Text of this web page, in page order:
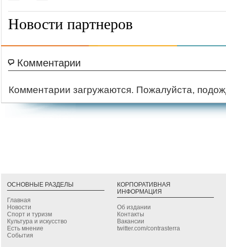
Новости партнеров
Комментарии
Комментарии загружаются. Пожалуйста,
ОСНОВНЫЕ РАЗДЕЛЫ
Главная
Новости
Спорт и туризм
Культура и искусство
Есть мнение
События
КОРПОРАТИВНАЯ
ИНФОРМАЦИЯ
Об издании
Контакты
Вакансии
twitter.com/contrasterra